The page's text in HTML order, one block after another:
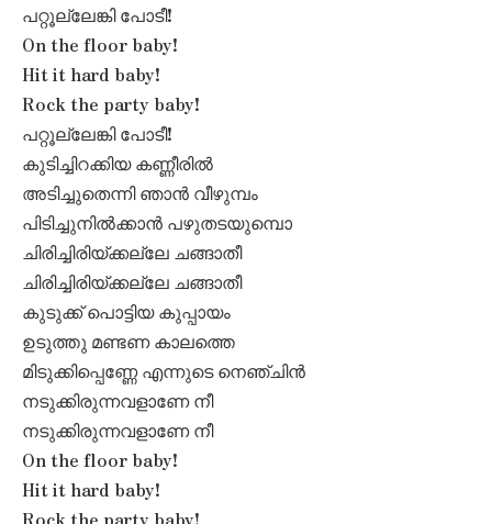
പറ്റൂല്ലേങ്കി പോടീ!
On the floor baby!
Hit it hard baby!
Rock the party baby!
പറ്റൂല്ലേങ്കി പോടീ!
കുടിച്ചിറക്കിയ കണ്ണീരിൽ
അടിച്ചുതെന്നി ഞാൻ വീഴുമ്പം
പിടിച്ചുനിൽക്കാൻ പഴുതടയുമ്പൊ
ചിരിച്ചിരിയ്ക്കല്ലേ ചങ്ങാതീ
ചിരിച്ചിരിയ്ക്കല്ലേ ചങ്ങാതീ
കുടുക്ക് പൊട്ടിയ കുപ്പായം
ഉടുത്തു മണ്ടണ കാലത്തെ
മിടുക്കിപ്പെണ്ണേ എന്നുടെ നെഞ്ചിൻ
നടുക്കിരുന്നവളാണേ നീ
നടുക്കിരുന്നവളാണേ നീ
On the floor baby!
Hit it hard baby!